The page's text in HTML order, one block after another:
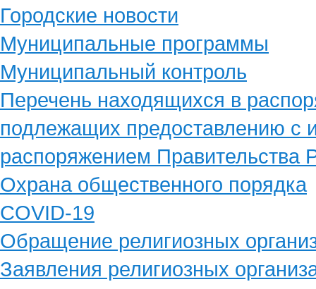
Городские новости
Муниципальные программы
Муниципальный контроль
Перечень находящихся в
подлежащих предоставлению с
распоряжением
Охрана общественного порядка
COVID-19
Обращение религиозных
Заявления религиозных